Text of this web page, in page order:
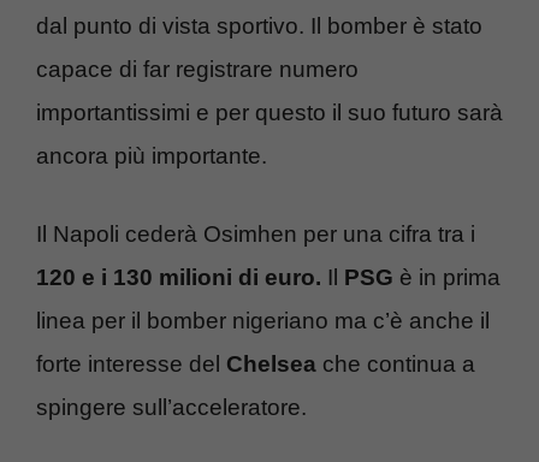
dal punto di vista sportivo. Il bomber è stato
capace di far registrare numero
importantissimi e per questo il suo futuro sarà
ancora più importante.
Il Napoli cederà Osimhen per una cifra tra i
120 e i 130 milioni di euro. Il PSG è in prima
linea per il bomber nigeriano ma c’è anche il
forte interesse del Chelsea che continua a
spingere sull’acceleratore.